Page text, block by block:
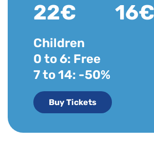
22€ 16€
Children
0 to 6: Free
7 to 14: -50%
Buy Tickets